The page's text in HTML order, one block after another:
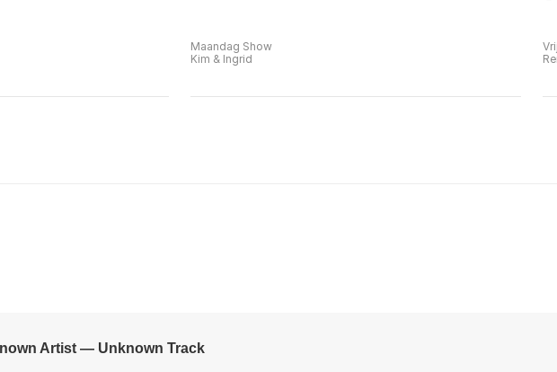
Maandag Show
Kim & Ingrid
Artist — Unknown Track